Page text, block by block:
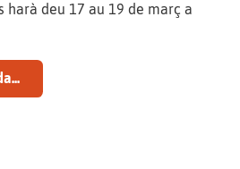
harà deu 17 au 19 de març a